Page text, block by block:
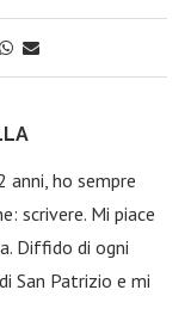
anni, ho sempre
scrivere. Mi piace
Diffido di ogni
San Patrizio e mi